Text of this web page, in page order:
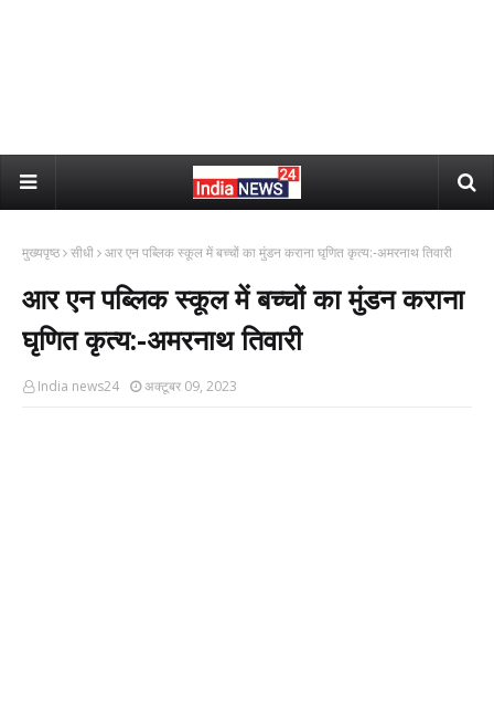
मुख्यपृष्ठ सीधी आर एन पब्लिक स्कूल में बच्चों का मुंडन कराना घृणित कृत्य:-अमरनाथ तिवारी
आर एन पब्लिक स्कूल में बच्चों का मुंडन कराना
घृणित कृत्य:-अमरनाथ तिवारी
India news24 अक्टूबर 09, 2023